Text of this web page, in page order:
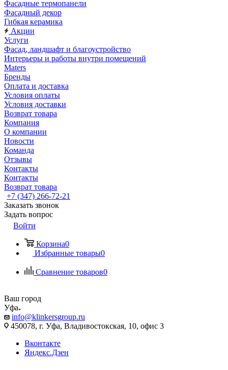
Фасадные термопанели
Фасадный декор
Гибкая керамика
Акции
Услуги
Фасад, ландшафт и благоустройство
Интерьеры и работы внутри помещений
Maters
Бренды
Оплата и доставка
Условия оплаты
Условия доставки
Возврат товара
Компания
О компании
Новости
Команда
Отзывы
Контакты
Контакты
Возврат товара
+7 (347) 266-72-21
Заказать звонок
Задать вопрос
Войти
Корзина0
Избранные товары0
Сравнение товаров0
Ваш город
Уфа
info@klinkersgroup.ru
450078, г. Уфа, Владивостокская, 10, офис 3
Вконтакте
Яндекс.Дзен